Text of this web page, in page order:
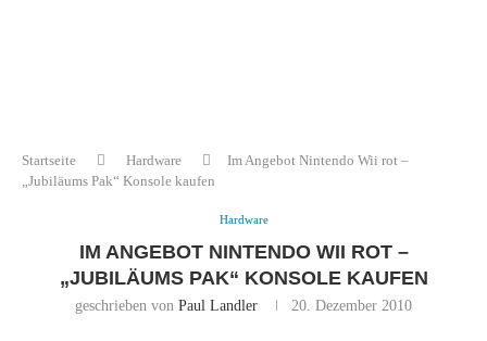
Startseite Hardware
Im Angebot Nintendo Wii rot –
„Jubiläums Pak“ Konsole kaufen
Hardware
IM ANGEBOT NINTENDO WII ROT –
„JUBILÄUMS PAK“ KONSOLE KAUFEN
geschrieben von Paul Landler 20. Dezember 2010